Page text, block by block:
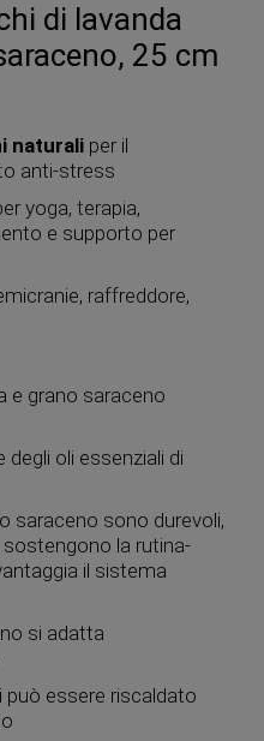
di lavanda
25 cm
naturali per il
anti-stress
yoga, terapia,
e supporto per
raffreddore,
e grano saraceno
oli essenziali di
saraceno sono durevoli,
sostengono la rutina-
il sistema
si adatta
può essere riscaldato